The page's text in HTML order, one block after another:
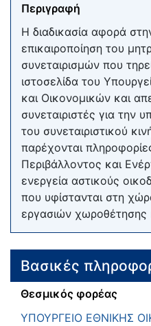
Περιγραφή
Η διαδικασία αφορά
επικαιροποίηση του
συνεταιρισμών που
ιστοσελίδα του
και Οικονομικών και
συνεταιριστές για την
του συνεταιριστικού
παρέχονται
Περιβάλλοντος και
ενεργεία αστικούς
που υφίστανται στη
εργασιών χωροθέτησης
Βασικές
Θεσμικός φορέας
ΥΠΟΥΡΓΕΙΟ ΕΘΝΙΚΗΣ